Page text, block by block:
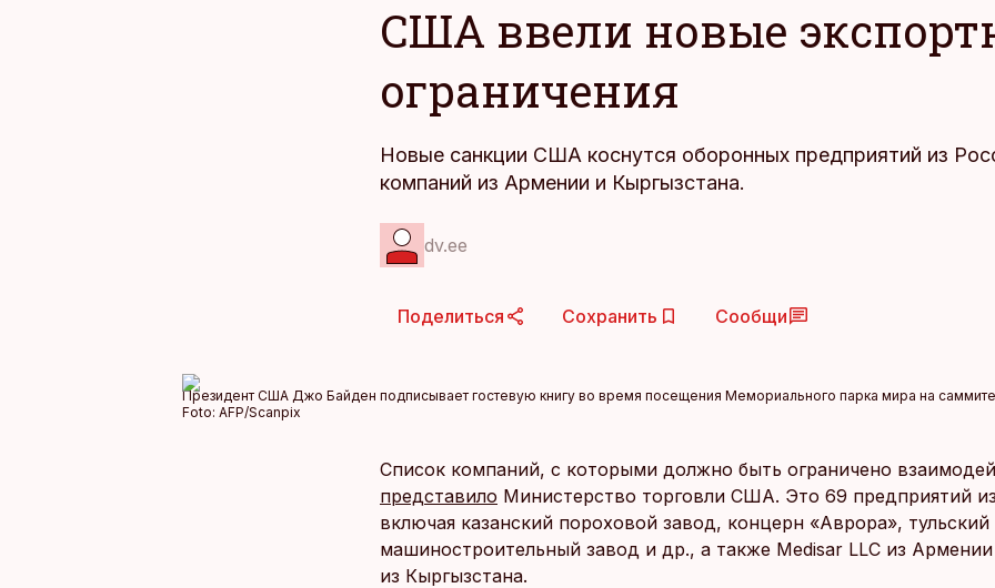
США ввели новые
ограничения
Новые санкции США коснутся оборонных предприятий из
компаний из Армении и Кыргызстана.
dv.ee
Поделиться Сохранить Сообщи
Президент США Джо Байден подписывает гостевую книгу во время посещения Мемориального парка мира на
Foto: AFP/Scanpix
Список компаний, с которыми должно быть ограничено
представило Министерство торговли США. Это 69 предприятий
включая казанский пороховой завод, концерн «Аврора», тульский
машиностроительный завод и др., а также Medisar LLC из Армении
из Кыргызстана.